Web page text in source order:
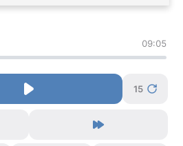
09:05
15